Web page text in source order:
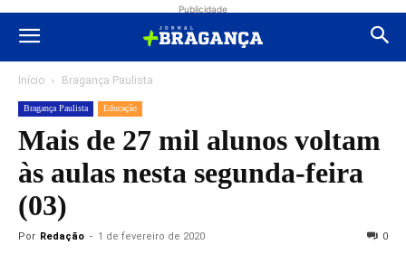
Publicidade
Início Bragança Paulista
Bragança Paulista Educação
Mais de 27 mil alunos voltam
às aulas nesta segunda-feira
(03)
Por Redação - 1 de fevereiro de 2020 0